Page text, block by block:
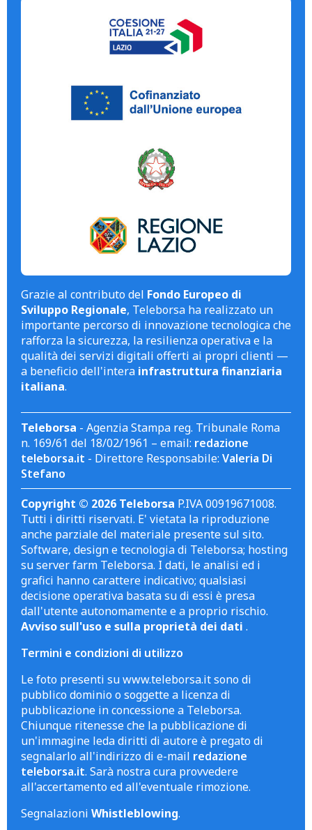
Grazie al contributo del Fondo Europeo di
Sviluppo Regionale, Teleborsa ha realizzato un
importante percorso di innovazione tecnologica che
rafforza la sicurezza, la resilienza operativa e la
qualità dei servizi digitali offerti ai propri clienti —
a beneficio dell'intera infrastruttura finanziaria
italiana.
Teleborsa - Agenzia Stampa reg. Tribunale Roma
n. 169/61 del 18/02/1961 – email: redazione
teleborsa.it - Direttore Responsabile: Valeria Di
Stefano
Copyright © 2026 Teleborsa P.IVA 00919671008.
Tutti i diritti riservati. E' vietata la riproduzione
anche parziale del materiale presente sul sito.
Software, design e tecnologia di Teleborsa; hosting
su server farm Teleborsa. I dati, le analisi ed i
grafici hanno carattere indicativo; qualsiasi
decisione operativa basata su di essi è presa
dall'utente autonomamente e a proprio rischio.
Avviso sull'uso e sulla proprietà dei dati .
Termini e condizioni di utilizzo
Le foto presenti su www.teleborsa.it sono di
pubblico dominio o soggette a licenza di
pubblicazione in concessione a Teleborsa.
Chiunque ritenesse che la pubblicazione di
un'immagine leda diritti di autore è pregato di
segnalarlo all'indirizzo di e-mail redazione
teleborsa.it. Sarà nostra cura provvedere
all'accertamento ed all'eventuale rimozione.
Segnalazioni Whistleblowing.